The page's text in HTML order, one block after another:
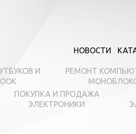
НОВОСТИ
И
РЕМОНТ
ПОКУПКА И ПРОДАЖА
ЭЛЕКТРОНИКИ